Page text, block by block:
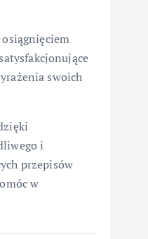
swoich
i
przepisów
w